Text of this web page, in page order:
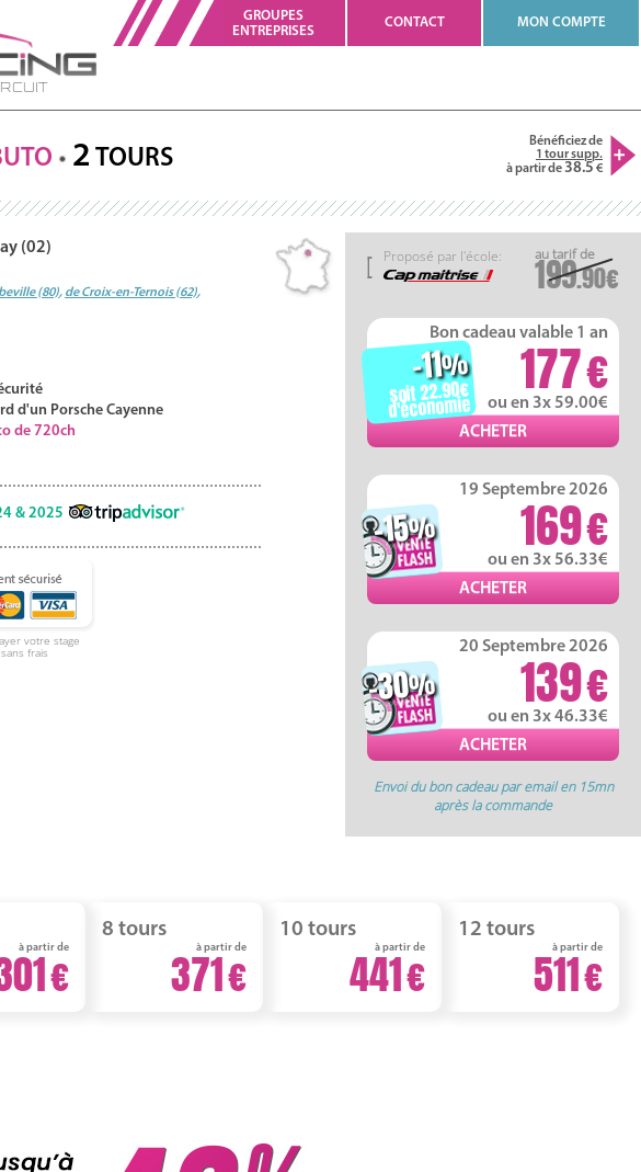
GROUPES
ENTREPRISES
CONTACT MON COMPTE
Bénéficiez de
1 tour supp.
à partir de38.5
2 TOURS
199.90
Proposé par l'école:
Bon cadeau valable 1 an
177
ou en 3x 59.00
-11%
soit 22.90
d'économie
19 Septembre 2026
169
ou en 3x 56.33
-15%
20 Septembre 2026
139
ou en 3x 46.33
-30%
Envoi du bon cadeau par email en 15mn
après la commande
(02)
(80), de Croix-en-Ternois (62),
d'un Porsche Cayenne
de 720ch
& 2025
votre stage
frais
à partir de
8 tours
à partir de
371
10 tours
à partir de
441
12 tours
à partir de
511